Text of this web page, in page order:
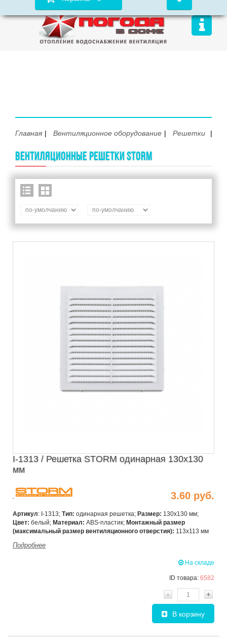
Главная Вентиляционное оборудование Решетки
ВЕНТИЛЯЦИОННЫЕ РЕШЕТКИ STORM
I-1313 / Решетка STORM одинарная 130х130
мм
3.60 руб.
Артикул: I-1313; Тип: одинарная решетка; Размер: 130х130 мм;
Цвет: белый; Материал: ABS-пластик; Монтажный размер
(максимальный размер вентиляционного отверстия): 113х113 мм
Подробнее
На складе
ID товара: 6582
- +
В корзину